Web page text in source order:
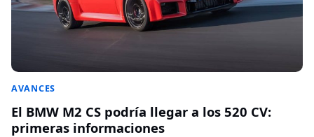
AVANCES
El BMW M2 CS podría llegar a los 520 CV:
primeras informaciones